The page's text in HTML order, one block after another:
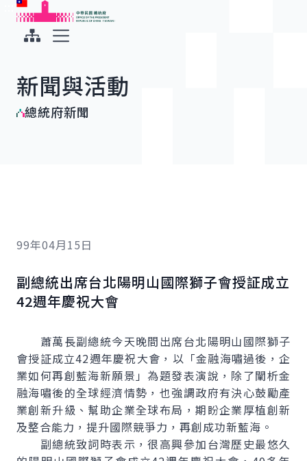
跳到主要內容
中華民國總統府
新聞與活動
總統府新聞
99年04月15日
副總統出席台北陽明山國際獅子會授証成立
42週年慶祝大會
蕭萬長副總統今天晚間出席台北陽明山國際獅子
會授証成立42週年慶祝大會，以「金融海嘯過後，企
業如何再創藍海新願景」為題發表演說，除了闡析金
融海嘯後的全球經濟情勢，也強調政府有決心鼓勵產
業創新升級、幫助企業全球布局，期盼企業厚植創新
及整合能力，提升國際競爭力，再創成功新藍海。
副總統致詞時表示，很高興參加台灣歷史最悠久